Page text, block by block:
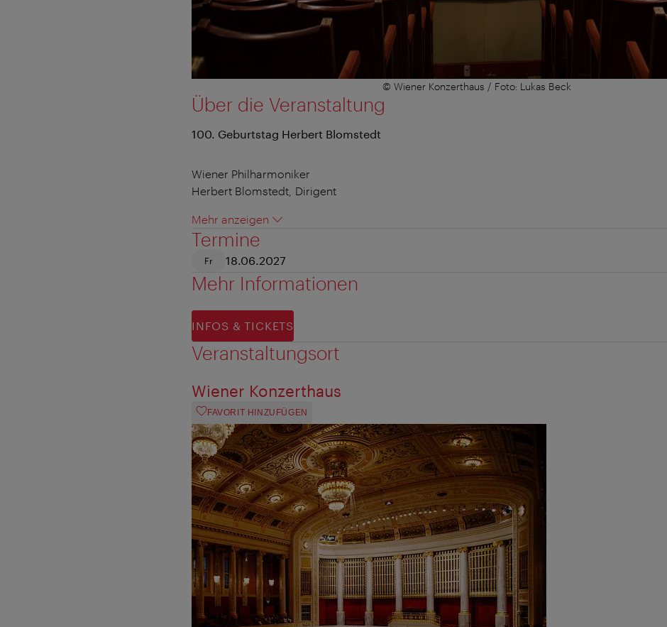
© Wiener Konzerthaus / Foto: Lukas Beck
Über die Veranstaltung
100. Geburtstag Herbert Blomstedt
Wiener Philharmoniker
Herbert Blomstedt, Dirigent
Mehr anzeigen
Termine
Fr 18.06.2027
Mehr Informationen
INFOS & TICKETS
Veranstaltungsort
Wiener Konzerthaus
FAVORIT HINZUFÜGEN